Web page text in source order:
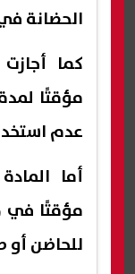
الحضانة
عدم استخدامها 3
مؤقتًا في
للحاضن أو